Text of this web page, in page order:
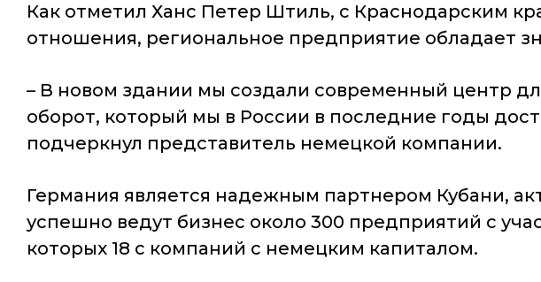
Как отметил Ханс Петер Штиль, с Краснодарским
отношения, региональное предприятие обладает
– В новом здании мы создали современный центр
оборот, который мы в России в последние годы
подчеркнул представитель немецкой компании.
Германия является надежным партнером Кубани,
успешно ведут бизнес около 300 предприятий с
которых 18 с компаний с немецким капиталом.